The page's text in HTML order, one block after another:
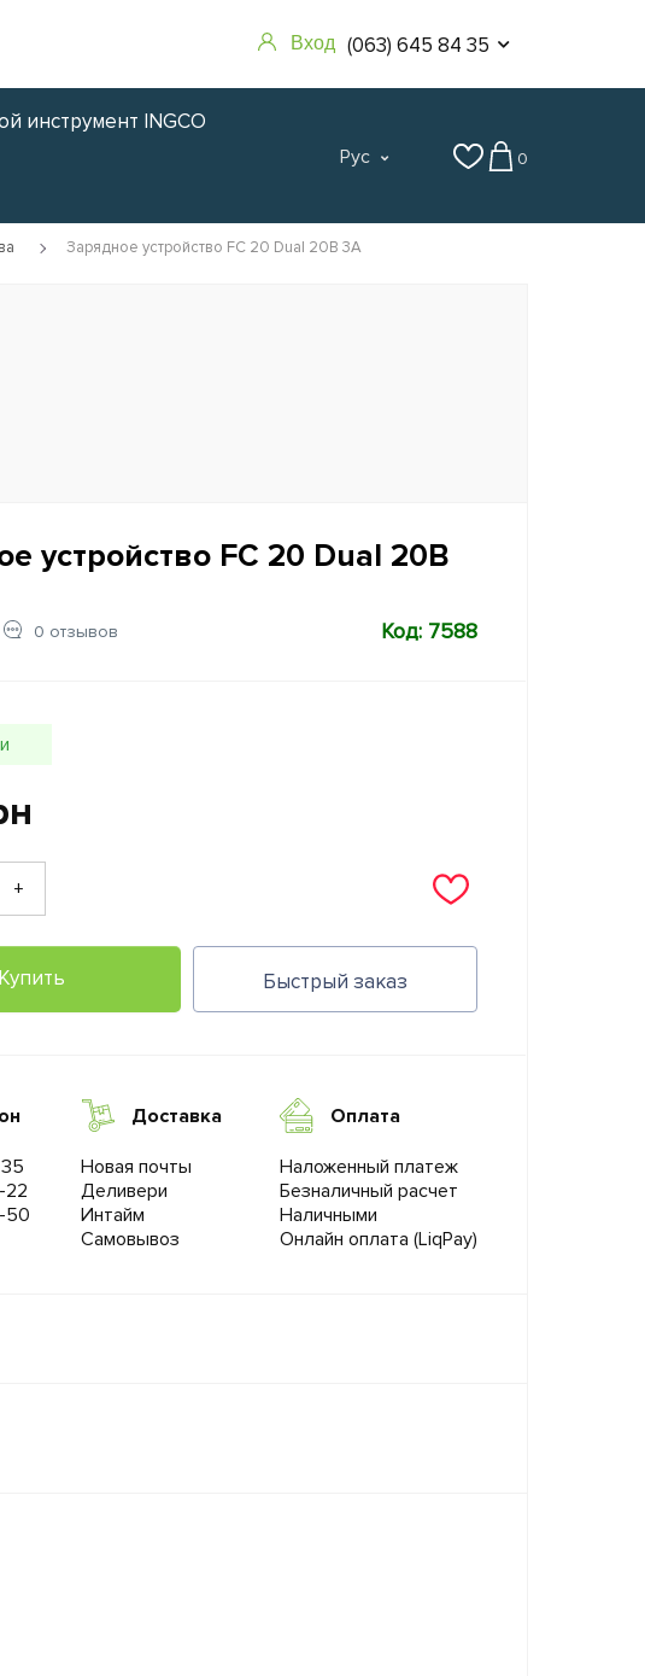
Вход (063) 645 84 35
инструмент INGCO
Рус 0
Зарядное устройство FC 20 Dual 20В 3А
устройство FC 20 Dual 20В
0 отзывов Код: 7588
+
Купить Быстрый заказ
22
50
Доставка
Новая почты
Деливери
Интайм
Самовывоз
Оплата
Наложенный платеж
Безналичный расчет
Наличными
Онлайн оплата (LiqPay)